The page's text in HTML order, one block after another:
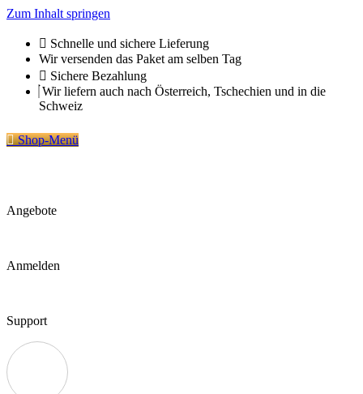
Zum Inhalt springen
Schnelle und sichere Lieferung
Wir versenden das Paket am selben Tag
Sichere Bezahlung
Wir liefern auch nach Österreich, Tschechien und in die
Schweiz
Shop-Menü
Angebote
Anmelden
Support